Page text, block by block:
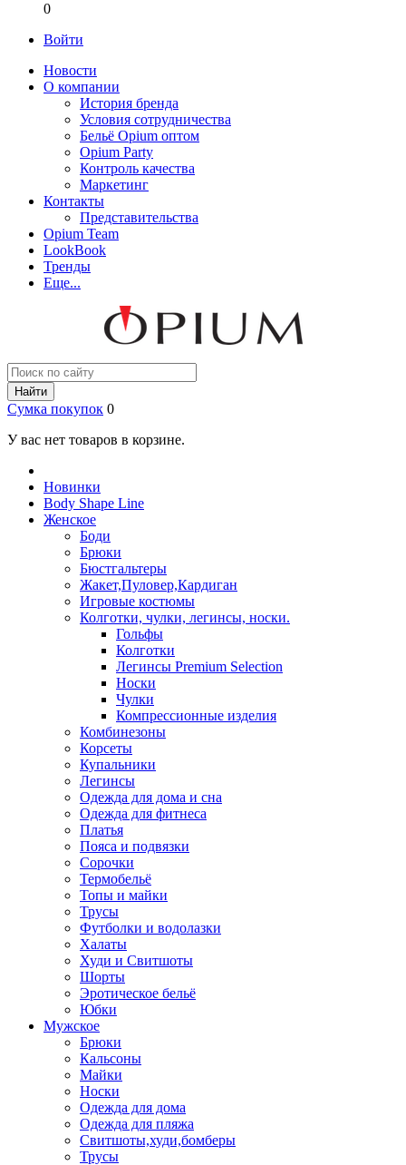
0
Войти
Новости
О компании
История бренда
Условия сотрудничества
Бельё Opium оптом
Opium Party
Контроль качества
Маркетинг
Контакты
Представительства
Opium Team
LookBook
Тренды
Еще...
Найти
Сумка покупок 0
У вас нет товаров в корзине.
Новинки
Body Shape Line
Женское
Боди
Брюки
Бюстгальтеры
Жакет,Пуловер,Кардиган
Игровые костюмы
Колготки, чулки, легинсы, носки.
Гольфы
Колготки
Легинсы Premium Selection
Носки
Чулки
Компрессионные изделия
Комбинезоны
Корсеты
Купальники
Легинсы
Одежда для дома и сна
Одежда для фитнеса
Платья
Пояса и подвязки
Сорочки
Термобельё
Топы и майки
Трусы
Футболки и водолазки
Халаты
Худи и Свитшоты
Шорты
Эротическое бельё
Юбки
Мужское
Брюки
Кальсоны
Майки
Носки
Одежда для дома
Одежда для пляжа
Свитшоты,худи,бомберы
Трусы